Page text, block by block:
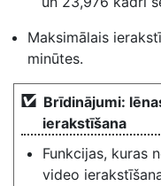
Maksimālais
minūtes.
Brīdinājumi:
ierakstīšana
Funkcijas, kuras
video